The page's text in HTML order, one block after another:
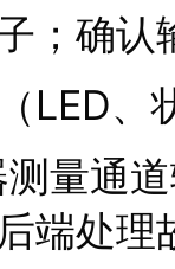
；确认
LED、
量通
端处理